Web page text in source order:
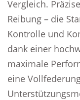
Vergleich.
Reibung – die
Kontrolle und
dank einer
maximale
eine